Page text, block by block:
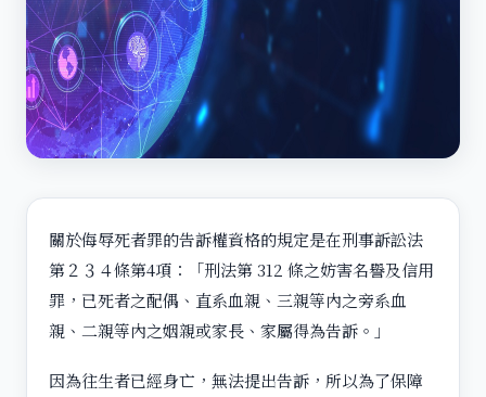
關於侮辱死者罪的告訴權資格的規定是在刑事訴訟法
第２３４條第4項：「刑法第 312 條之妨害名譽及信用
罪，已死者之配偶、直系血親、三親等內之旁系血
親、二親等內之姻親或家長、家屬得為告訴。」
因為往生者已經身亡，無法提出告訴，所以為了保障